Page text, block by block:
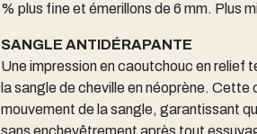
% plus fine et émerillons de 6 mm. Plus
SANGLE ANTIDÉRAPANTE
Une impression en caoutchouc en relief
la sangle de cheville en néoprène. Cette
mouvement de la sangle, garantissant
sans enchevêtrement après tout